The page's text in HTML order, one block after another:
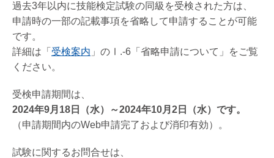
過去3年以内に技能検定試験の同級を受検された方は、
申請時の一部の記載事項を省略して申請することが可能
です。
詳細は「 受検案内 」のⅠ.-6「省略申請について」をご覧
ください。
受検申請期間は、
2024年9月18日（水）～2024年10月2日（水）です。
（申請期間内のWeb申請完了および消印有効）。
試験に関するお問合せは、